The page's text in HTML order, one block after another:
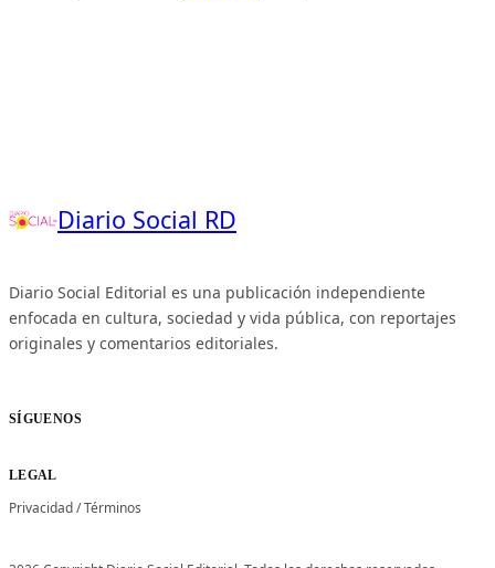
Diario Social RD
Diario Social Editorial es una publicación independiente
enfocada en cultura, sociedad y vida pública, con reportajes
originales y comentarios editoriales.
SÍGUENOS
LEGAL
Privacidad/Términos